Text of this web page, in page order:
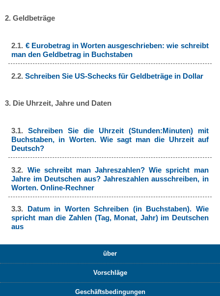
2. Geldbeträge
2.1. € Eurobetrag in Worten ausgeschrieben: wie schreibt
man den Geldbetrag in Buchstaben
2.2.Schreiben Sie US-Schecks für Geldbeträge in Dollar
3. Die Uhrzeit, Jahre und Daten
3.1.Schreiben Sie die Uhrzeit (Stunden:Minuten) mit
Buchstaben, in Worten. Wie sagt man die Uhrzeit auf
Deutsch?
3.2. Wie schreibt man Jahreszahlen? Wie spricht man
Jahre im Deutschen aus? Jahreszahlen ausschreiben, in
Worten. Online-Rechner
3.3. Datum in Worten Schreiben (in Buchstaben). Wie
spricht man die Zahlen (Tag, Monat, Jahr) im Deutschen
aus
über
Vorschläge
Geschäftsbedingungen